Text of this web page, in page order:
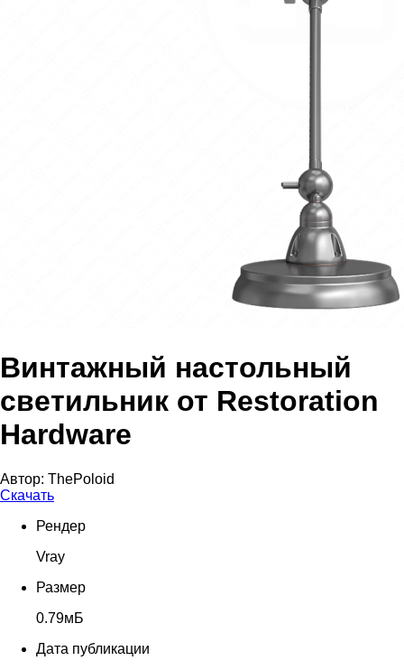
Винтажный настольный
светильник от Restoration
Hardware
Автор: ThePoloid
Скачать
Рендер
Vray
Размер
0.79мБ
Дата публикации